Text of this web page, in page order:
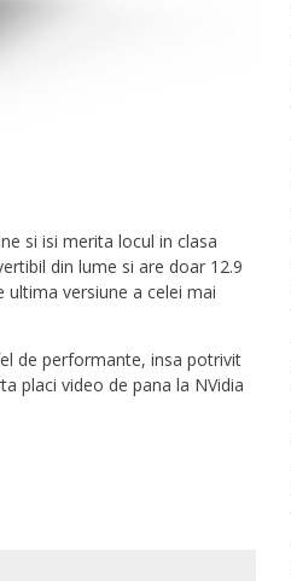
si isi merita locul in clasa
din lume si are doar 12.9
versiune a celei mai
de performante, insa potrivit
placi video de pana la NVidia